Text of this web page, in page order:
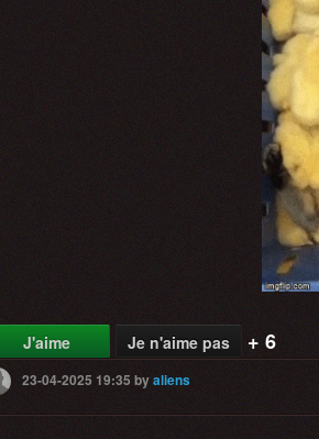
J'aime Je n'aime pas + 6
23-04-2025 19:35 byaliens